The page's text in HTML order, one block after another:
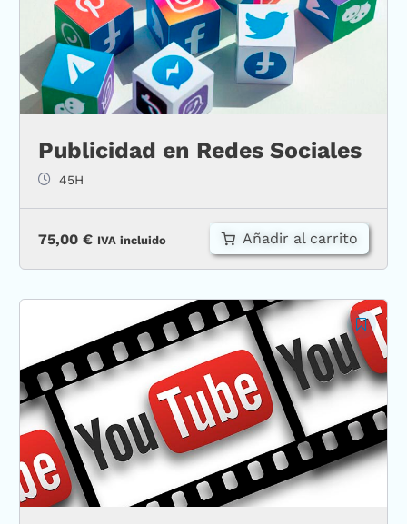
Publicidad en Redes Sociales
45H
75,00 € IVA incluido Añadir al carrito